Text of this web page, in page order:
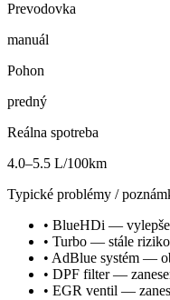
Prevodovka
manuál
Pohon
predný
Reálna spotreba
4.0–5.5 L/100km
Typické problémy /
• BlueHDi —
• Turbo — stále
• AdBlue systém —
• DPF filter —
• EGR ventil —